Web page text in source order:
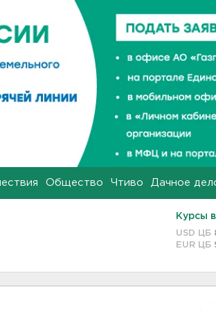
Общество Чтиво Дачное
Курсы
USD ЦБ
EUR ЦБ